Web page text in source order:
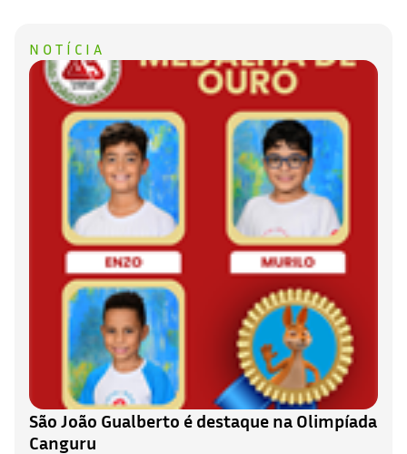
NOTÍCIA
São João Gualberto é destaque na Olimpíada
Canguru